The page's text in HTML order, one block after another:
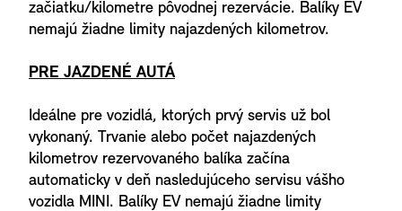
začiatku/kilometre pôvodnej rezervácie. Balíky EV
nemajú žiadne limity najazdených kilometrov.
PRE JAZDENÉ AUTÁ
Ideálne pre vozidlá, ktorých prvý servis už bol
vykonaný. Trvanie alebo počet najazdených
kilometrov rezervovaného balíka začína
automaticky v deň nasledujúceho servisu vášho
vozidla MINI. Balíky EV nemajú žiadne limity